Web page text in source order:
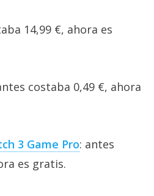
14,99 €, ahora es
costaba 0,49 €, ahora
3 Game Pro: antes
es gratis.